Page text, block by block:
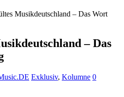
Musikdeutschland – Das Wort
– Das
Exklusiv, Kolumne 0